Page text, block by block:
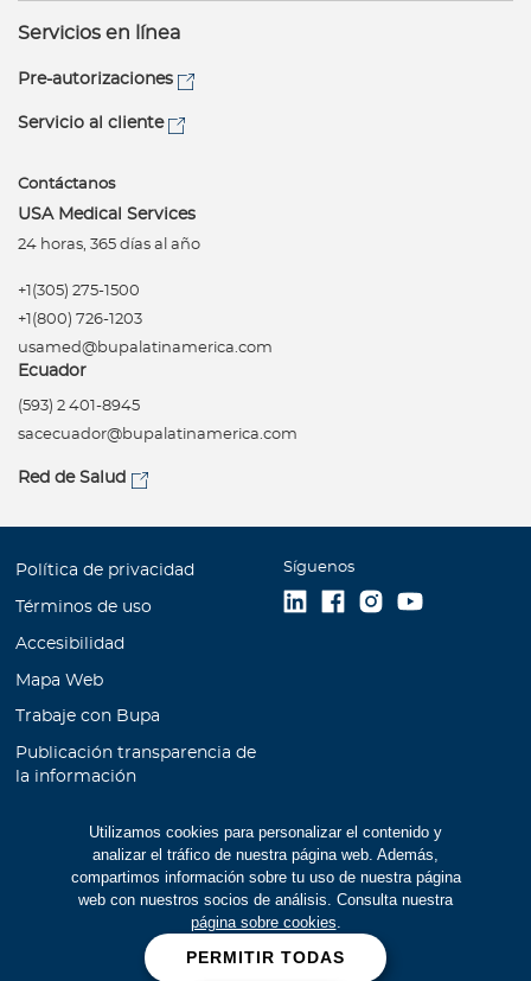
Utilizamos cookies para personalizar el contenido y
analizar el tráfico de nuestra página web. Además,
compartimos información sobre tu uso de nuestra página
web con nuestros socios de análisis. Consulta nuestra
página sobre cookies.
PERMITIR TODAS
Servicios en línea
Pre-autorizaciones
Servicio al cliente
Contáctanos
USA Medical Services
24 horas, 365 días al año
+1(305) 275-1500
+1(800) 726-1203
usamed@bupalatinamerica.com
Ecuador
(593) 2 401-8945
sacecuador@bupalatinamerica.com
Red de Salud
Política de privacidad
Términos de uso
Accesibilidad
Mapa Web
Trabaje con Bupa
Publicación transparencia de
la información
Educación Financiera
Cookies
Manual de prevención de
lavado de activos
Síguenos